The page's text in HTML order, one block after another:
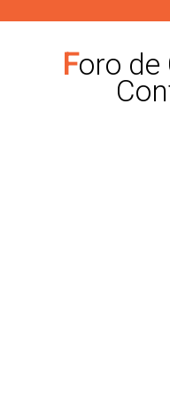
principal
Foro de Contadores -